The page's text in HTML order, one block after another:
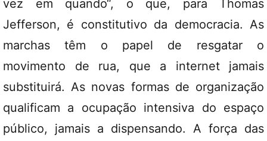
vez em quando“, o que, para Thomas
Jefferson, é constitutivo da democracia. As
marchas têm o papel de resgatar o
movimento de rua, que a internet jamais
substituirá. As novas formas de organização
qualificam a ocupação intensiva do espaço
público, jamais a dispensando. A força das